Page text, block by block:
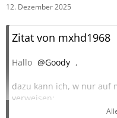
12. Dezember 2025
Zitat von mxhd1968
Hallo Goody ,
dazu kann ich, w nur auf
verweisen: